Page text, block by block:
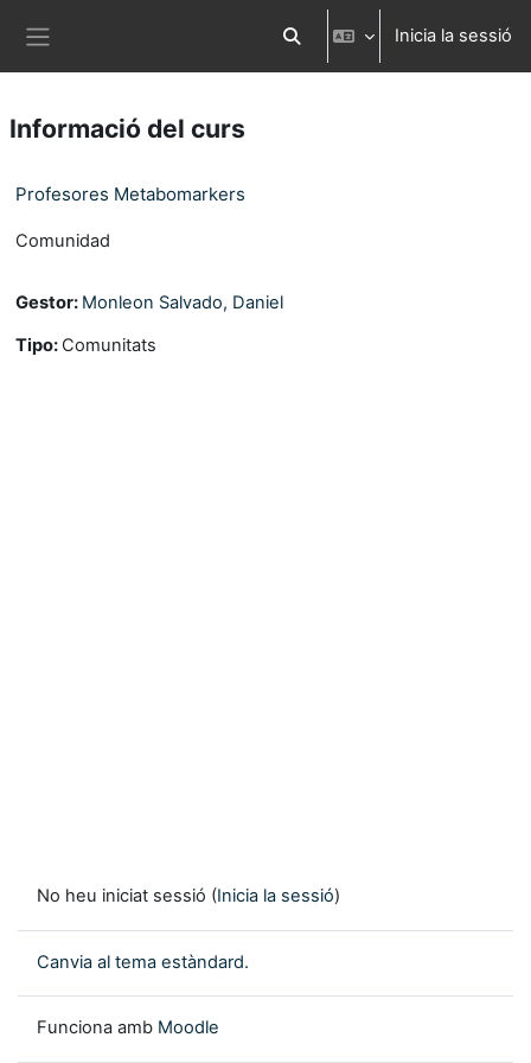
Commuta l'entrada de la cerca
Inicia la sessió
Informació del curs
Profesores Metabomarkers
Comunidad
Gestor: Monleon Salvado, Daniel
Tipo: Comunitats
No heu iniciat sessió (Inicia la sessió)
Canvia al tema estàndard.
Funciona amb Moodle